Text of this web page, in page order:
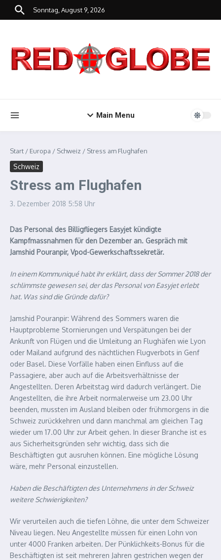
Zum Inhalt springen
Sonntag, August 9, 2026
Main Menu
Start / Europa / Schweiz / Stress am Flughafen
Schweiz
Stress am Flughafen
3. Dezember 2018 5:58 Uhr
Das Personal des Billigfliegers Easyjet kündigte
Kampfmassnahmen für den Dezember an. Gespräch mit
Jamshid Pouranpir, Vpod-Gewerkschaftssekretär.
In einem Kommuniqué habt ihr erklärt, dass der Sommer 2018 der
schlimmste gewesen sei, der das Personal von Easyjet erlebt
hat. Was sind die Gründe dafür?
Jamshid Pouranpir: Während des Sommers waren die
Hauptprobleme Stornierungen und Verspätungen bei der
Ankunft von Flügen und die Umleitung an Flughäfen wie Lyon
oder Mailand aufgrund des nächtlichen Flugverbots in Genf
oder Basel. Diese Vorfälle haben einen Einfluss auf die
Passagiere, aber auch auf die Arbeitsverhältnisse der
Angestellten. Deren Arbeitstag wird dadurch verlängert. Die
Angestellten, die ihre Arbeit normalerweise um 23.00 Uhr
beenden, mussten im Ausland bleiben oder frühmorgens in die
Schweiz zurückkehren und dann manchmal am gleichen Tag
wieder um 17.00 Uhr zur Arbeit gehen. In dieser Branche ist es
aus Sicherheitsgründen sehr wichtig, dass sich die
Beschäftigten gut ausruhen können. Eine mögliche Lösung
wäre, mehr Personal einzustellen.
Haben die Beschäftigten des Unternehmens in der Schweiz
weitere Schwierigkeiten?
Wir verurteilen auch die tiefen Löhne, die unter dem Schweizer
Niveau liegen. Neu Angestellte müssen für einen Lohn von
unter 4000 Franken arbeiten. Der Pünklichkeits-Bonus für die
Beschäftigten ist seit mehreren Jahren gestrichen wegen der